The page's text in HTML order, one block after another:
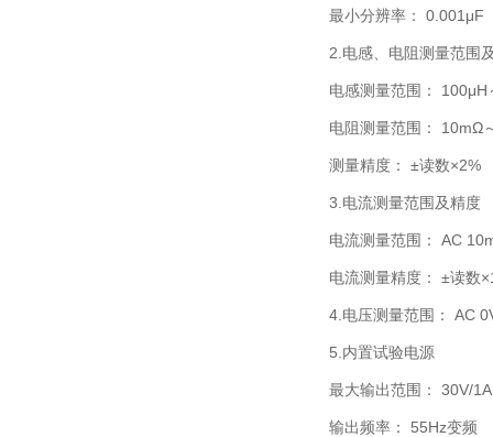
最小分辨率： 0.001μF
2.电感、电阻测量范围
电感测量范围： 100μH
电阻测量范围： 10mΩ
测量精度： ±读数×2%
3.电流测量范围及精度
电流测量范围： AC
电流测量精度： ±读数
4.电压测量范围： AC
5.内置试验电源
最大输出范围： 30V/
输出频率： 55Hz变频